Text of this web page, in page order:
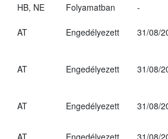
HB, NE Folyamatban
-
AT Engedélyezett 31/08/
AT Engedélyezett 31/08/
AT Engedélyezett 31/08/